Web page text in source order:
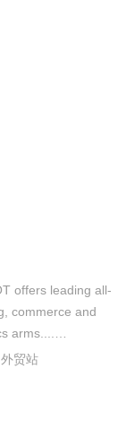
offers leading all-
commerce and
arms....
外贸站